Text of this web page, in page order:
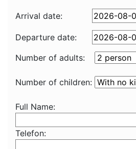
Arrival date:
Departure date:
Number of adults:
Number of children:
Full Name:
Telefon: